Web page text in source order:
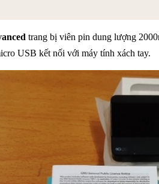
trang bị viên pin dung lượng
USB kết nối với máy tính xách tay.